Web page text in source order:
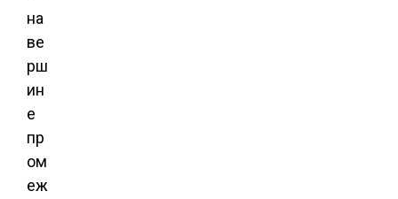
на
ве
рш
ин
е
пр
ом
еж